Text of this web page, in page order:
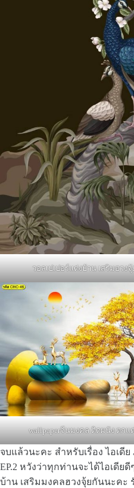
วอลเปเปอร์แต่งบ้าน เสริมฮว
wallpaperจีนมงคล ติดผนัง ตก
จบแล้วนะคะ สำหรับเรื่อง ไอเดี
EP.2 หวังว่าทุกท่านจะได้ไอเดีย
บ้าน เสริมมงคลฮวงจุ้ยกันนะคะ